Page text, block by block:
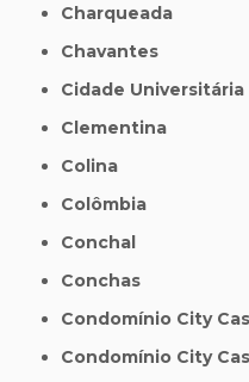
Charqueada
Chavantes
Cidade Universitária
Clementina
Colina
Colômbia
Conchal
Conchas
Condomínio City
Condomínio City